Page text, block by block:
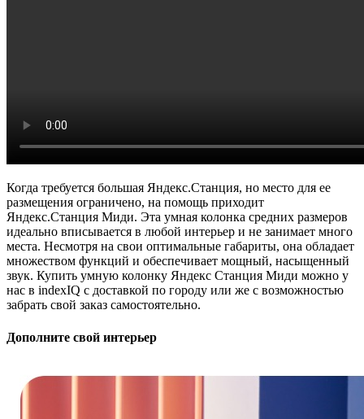
Когда требуется большая Яндекс.Станция, но место для ее
размещения ограничено, на помощь приходит
Яндекс.Станция Миди. Эта умная колонка средних размеров
идеально вписывается в любой интерьер и не занимает много
места. Несмотря на свои оптимальные габариты, она обладает
множеством функций и обеспечивает мощный, насыщенный
звук. Купить умную колонку Яндекс Станция Миди можно у
нас в indexIQ с доставкой по городу или же с возможностью
забрать свой заказ самостоятельно.
Дополните свой интерьер